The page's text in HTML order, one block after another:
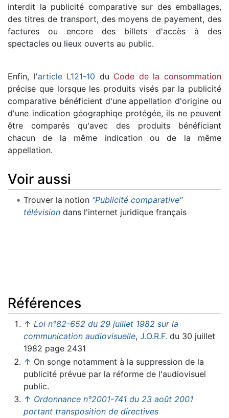
interdit la publicité comparative sur des emballages,
des titres de transport, des moyens de payement, des
factures ou encore des billets d'accès à des
spectacles ou lieux ouverts au public.
Enfin, l'article L121-10 du Code de la consommation
précise que lorsque les produits visés par la publicité
comparative bénéficient d'une appellation d'origine ou
d'une indication géographiqe protégée, ils ne peuvent
être comparés qu'avec des produits bénéficiant
chacun de la même indication ou de la même
appellation.
Voir aussi
Trouver la notion "Publicité comparative"
télévisiondans l'internet juridique français
Références
↑ Loi n°82-652 du 29 juillet 1982 sur la
communication audiovisuelle, J.O.R.F. du 30 juillet
1982 page 2431
↑ On songe notamment à la suppression de la
publicité prévue par la réforme de l'audiovisuel
public.
↑ Ordonnance n°2001-741 du 23 août 2001
portant transposition de directives